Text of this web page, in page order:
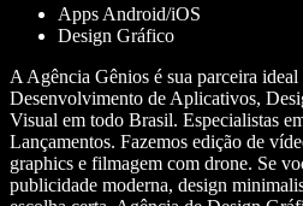
Apps Android/iOS
Design Gráfico
A Agência Gênios é sua parceira
Desenvolvimento de Aplicativos,
Visual em todo Brasil. Especialistas
Lançamentos. Fazemos edição de
graphics e filmagem com drone. Se
publicidade moderna, design